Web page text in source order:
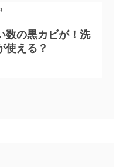
数の黒カビが！洗
使える？